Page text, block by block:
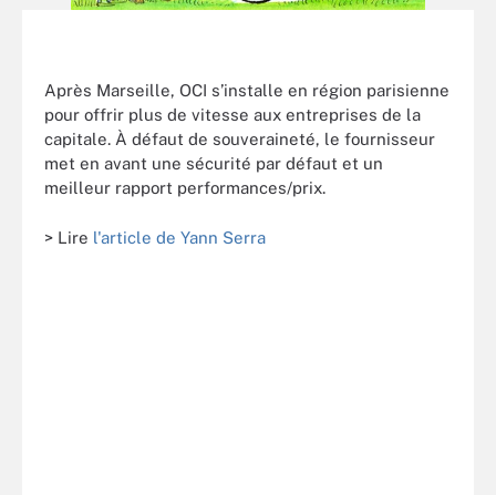
Après Marseille, OCI s’installe en région parisienne
pour offrir plus de vitesse aux entreprises de la
capitale. À défaut de souveraineté, le fournisseur
met en avant une sécurité par défaut et un
meilleur rapport performances/prix.
> Lire l'article de Yann Serra